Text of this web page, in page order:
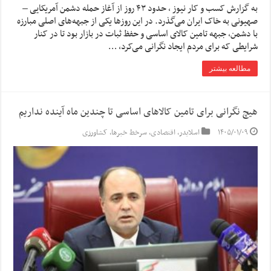
به گزارش کسب و کار نیوز ، حدود ۴۳ روز از آغاز حمله دشمن آمریکایی –
صهیونی به خاک ایران می‌گذرد. در این روزها یکی از جبهه‌های اصلی مبارزه
با دشمن، جبهه تامین کالای اساسی و حفظ ثبات در بازار بود تا در کنار
شرایطی که برای مردم ایجاد نگرانی می‌کرد، …
مطالعه بیشتر
هیچ نگرانی برای تامین کالاهای اساسی تا چندین ماه آینده نداریم
۱۴۰۵/۰۱/۰۹ اسلایدر,اقتصادی,سرخط خبرها, کشاورزی